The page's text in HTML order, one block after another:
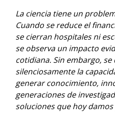
La ciencia tiene un
Cuando se reduce el
se cierran hospitales ni
se observa un impacto
cotidiana. Sin embargo, se
silenciosamente la
generar conocimiento,
generaciones de
soluciones que hoy